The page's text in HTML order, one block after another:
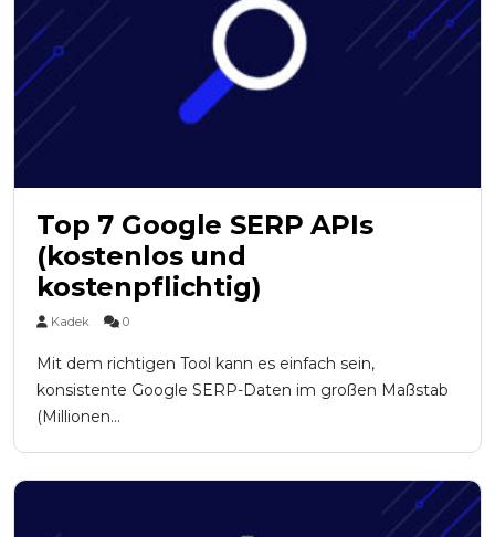
Top 7 Google SERP APIs
(kostenlos und
kostenpflichtig)
Kadek 0
Mit dem richtigen Tool kann es einfach sein,
konsistente Google SERP-Daten im großen Maßstab
(Millionen...